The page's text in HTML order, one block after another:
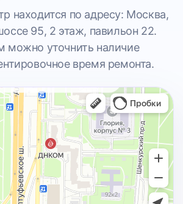
находится по адресу: Москва,
95, 2 этаж, павильон 22.
можно уточнить наличие
время ремонта.